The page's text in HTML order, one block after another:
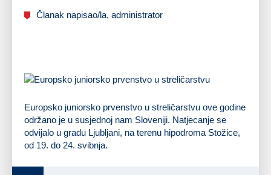
Članak napisao/la, administrator
Europsko juniorsko prvenstvo u streličarstvu ove godine
održano je u susjednoj nam Sloveniji. Natjecanje se
odvijalo u gradu Ljubljani, na terenu hipodroma Stožice,
od 19. do 24. svibnja.